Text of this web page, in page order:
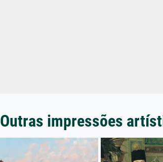
Outras impressões